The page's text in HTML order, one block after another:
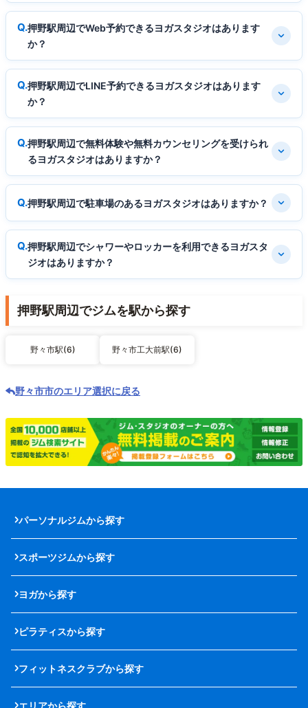
押野駅周辺でWeb予約できるヨガスタジオはあります
か？
押野駅周辺でLINE予約できるヨガスタジオはあります
か？
押野駅周辺で無料体験や無料カウンセリングを受けられ
るヨガスタジオはありますか？
押野駅周辺で駐車場のあるヨガスタジオはありますか？
押野駅周辺でシャワーやロッカーを利用できるヨガスタ
ジオはありますか？
押野駅周辺でジムを駅から探す
野々市駅(6) 野々市工大前駅(6)
野々市市のエリア選択に戻る
パーソナルジムから探す
スポーツジムから探す
ヨガから探す
ピラティスから探す
フィットネスクラブから探す
エリアから探す